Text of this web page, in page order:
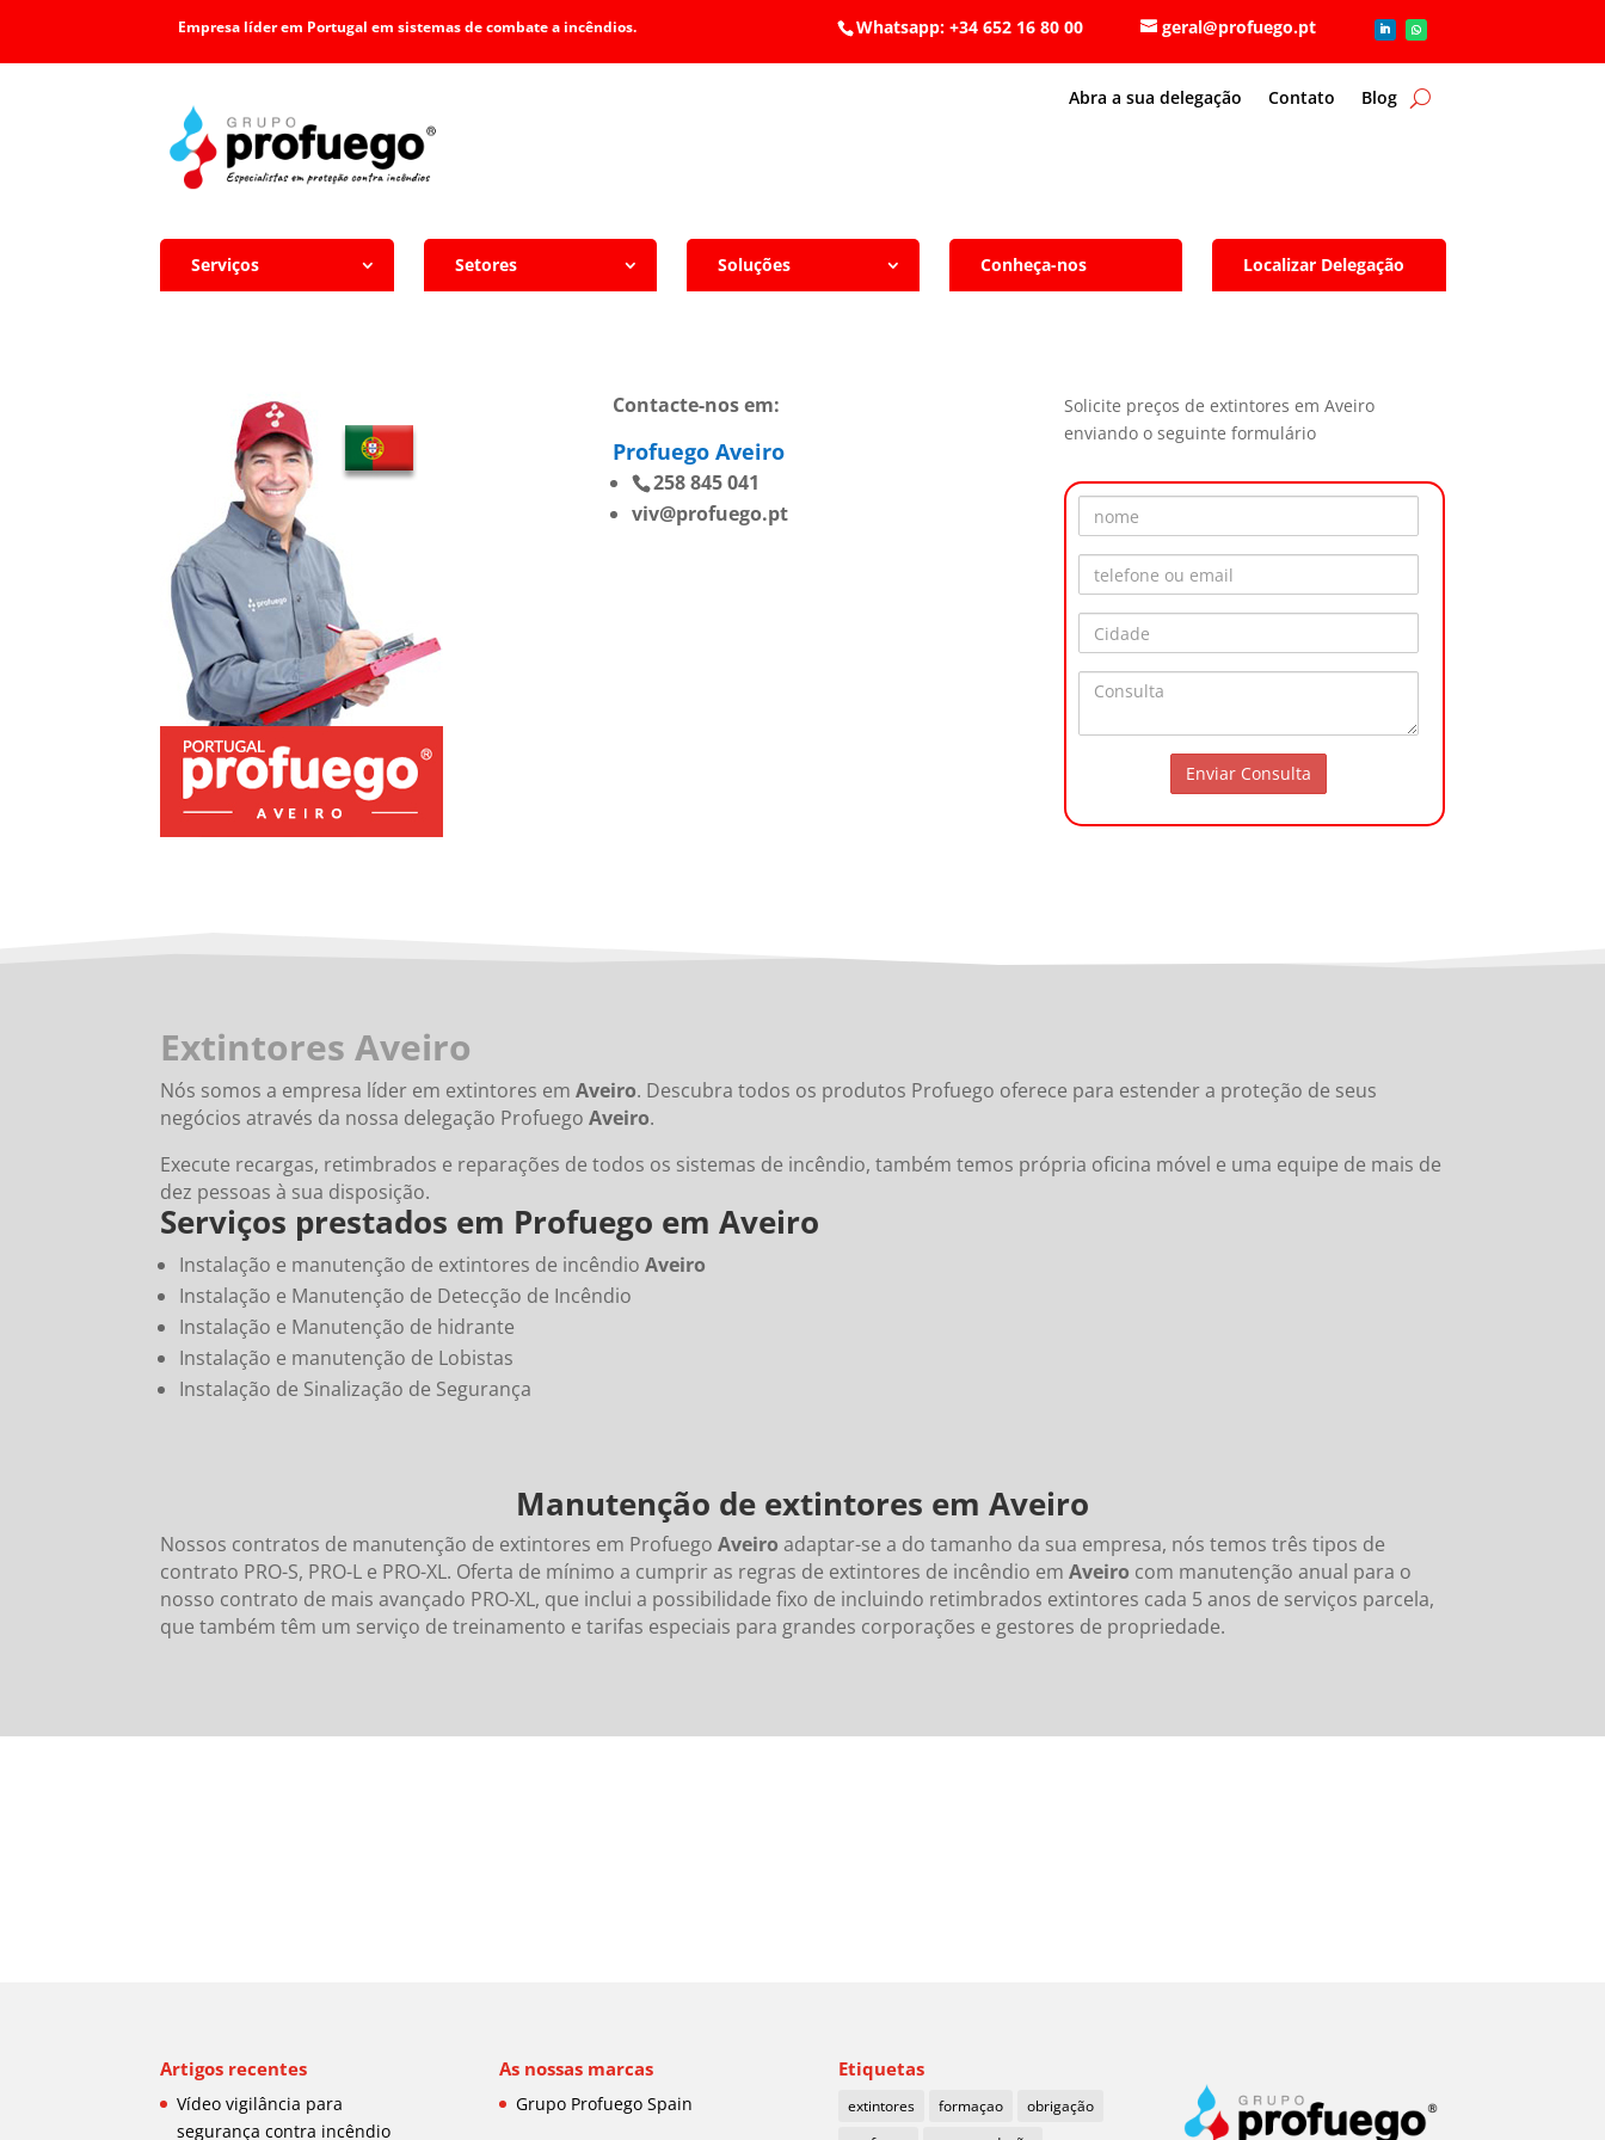
Empresa líder em Portugal em sistemas de combate a incêndios. Whatsapp: +34 652 16 80 00 geral@profuego.pt
Abra a sua delegação Contato Blog
Serviços Setores Soluções Conheça-nos Localizar Delegação
Contacte-nos em:
Profuego Aveiro
258 845 041
viv@profuego.pt
Solicite preços de extintores em Aveiro
enviando o seguinte formulário
Extintores Aveiro
Nós somos a empresa líder em extintores emAveiro. Descubra todos os produtos Profuego oferece para estender a proteção de seus
negócios através da nossa delegação ProfuegoAveiro.
Execute recargas, retimbrados e reparações de todos os sistemas de incêndio, também temos própria oficina móvel e uma equipe de mais de
dez pessoas à sua disposição.
Serviços prestados em Profuego em Aveiro
Instalação e manutenção de extintores de incêndioAveiro
Instalação e Manutenção de Detecção de Incêndio
Instalação e Manutenção de hidrante
Instalação e manutenção de Lobistas
Instalação de Sinalização de Segurança
Manutenção de extintores em Aveiro
Nossos contratos de manutenção de extintores em ProfuegoAveiro adaptar-se a do tamanho da sua empresa, nós temos três tipos de
contrato PRO-S, PRO-L e PRO-XL. Oferta de mínimo a cumprir as regras de extintores de incêndio emAveiro com manutenção anual para o
nosso contrato de mais avançado PRO-XL, que inclui a possibilidade fixo de incluindo retimbrados extintores cada 5 anos de serviços parcela,
quetambém têm um serviço de treinamento e tarifas especiais para grandes corporações e gestores de propriedade.
Artigos recentes
Vídeo vigilância para
segurança contra incêndio
As nossas marcas
Grupo Profuego Spain
Etiquetas
extintores formaçao
obrigação